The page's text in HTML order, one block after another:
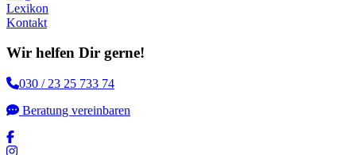
Lexikon
Kontakt
Wir helfen Dir gerne!
030 / 23 25 733 74
Beratung vereinbaren